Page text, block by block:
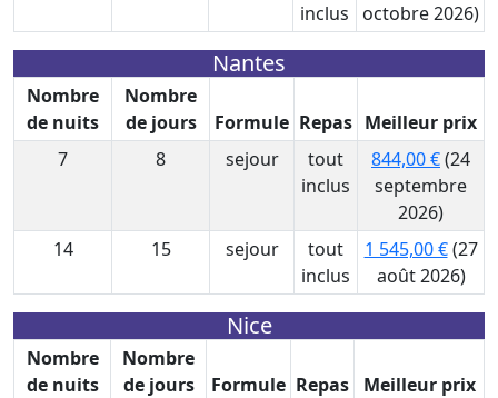
inclus
octobre 2026)
Nantes
Nombre
de nuits
Nombre
de jours
Formule Repas Meilleur prix
7
8 sejour
tout
inclus
844,00 €(24
septembre
2026)
14
15 sejour
tout
inclus
1 545,00 €(27
août 2026)
Nice
Nombre
de nuits
Nombre
de jours
Formule Repas
Meilleur prix